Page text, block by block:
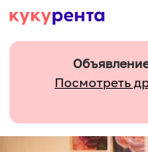
Посмотреть